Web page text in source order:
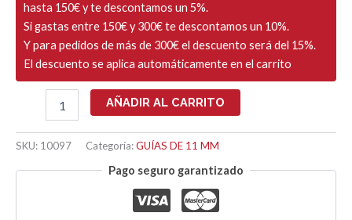
hasta 150€ y te descontamos un 5%.
Si gastas entre 150€ y 300€ te descontamos un 10%.
Y para pedidos de más de 300€ el descuento será del 15%.
El descuento se aplica automáticamente en el carrito
PASACABLES
CARRO
11mm
AÑADIR AL CARRITO
SKU: 10097 Categoría:GUÍAS DE 11 MM
Pago seguro garantizado